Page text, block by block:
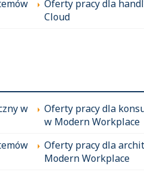
Oferty pracy dla
Cloud
w
Oferty pracy dla
w Modern Workplace
Oferty pracy dla
Modern Workplace